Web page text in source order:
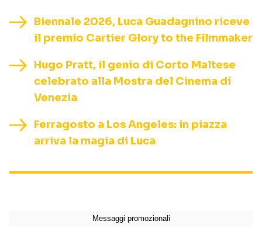
Biennale 2026, Luca Guadagnino riceve
il premio Cartier Glory to the Filmmaker
Hugo Pratt, il genio di Corto Maltese
celebrato alla Mostra del Cinema di
Venezia
Ferragosto a Los Angeles: in piazza
arriva la magia di Luca